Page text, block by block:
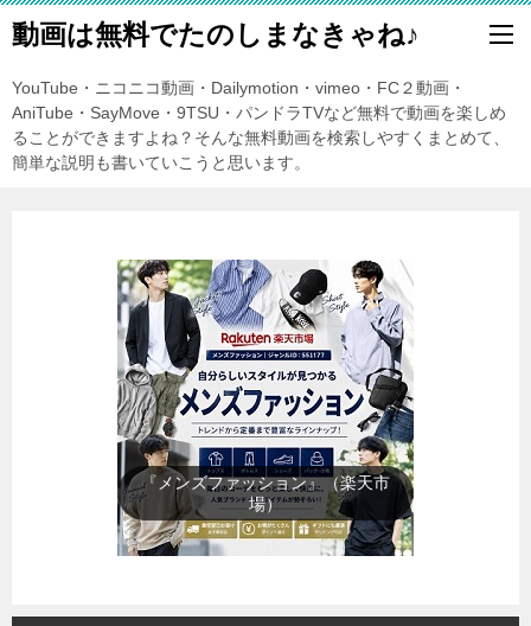
動画は無料でたのしまなきゃね♪
YouTube・ニコニコ動画・Dailymotion・vimeo・FC２動画・
AniTube・SayMove・9TSU・パンドラTVなど無料で動画を楽しめ
ることができますよね？そんな無料動画を検索しやすくまとめて、
簡単な説明も書いていこうと思います。
『レディースファッション』（楽
天市場）